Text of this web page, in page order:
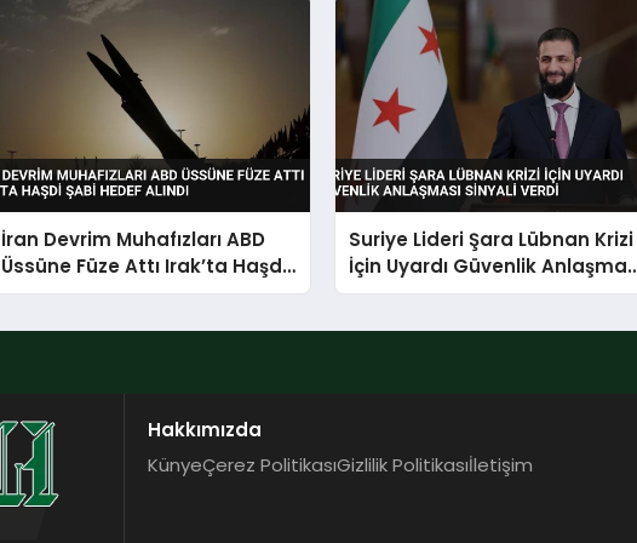
İran Devrim Muhafızları ABD
Üssüne Füze Attı Irak’ta Haşdi
Şabi Hedef Alındı
Suriye Lideri Şara Lübnan Krizi
İçin Uyardı Güvenlik
Sinyali Verdi
Hakkımızda
KünyeÇerez PolitikasıGizlilik Politikasıİletişim